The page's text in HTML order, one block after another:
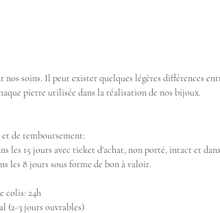
nos soins. Il peut exister quelques légères différences
pierre utilisée dans la réalisation de nos bijoux.
de remboursement:
les 15 jours avec ticket d'achat, non porté, intact et
les 8 jours sous forme de bon à valoir.
colis: 24h
(2-3 jours ouvrables)